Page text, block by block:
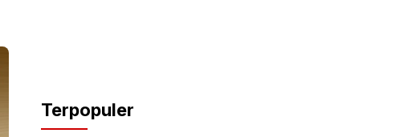
Terpopuler